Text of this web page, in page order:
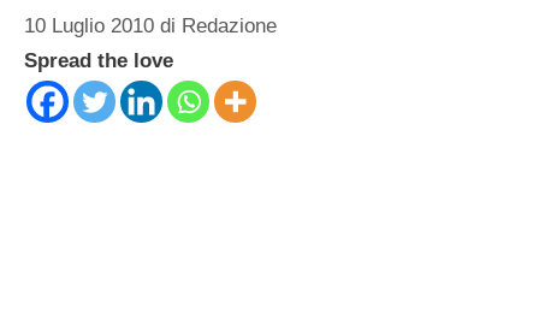
10 Luglio 2010 di Redazione
Spread the love